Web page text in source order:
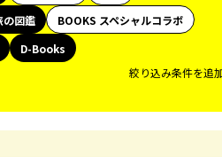
の図鑑
BOOKS スペシャルコラボ
D-Books
絞り込み条件を追